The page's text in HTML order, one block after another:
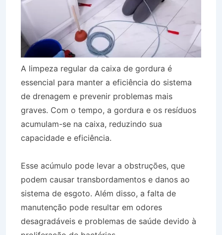
A limpeza regular da caixa de gordura é
essencial para manter a eficiência do sistema
de drenagem e prevenir problemas mais
graves. Com o tempo, a gordura e os resíduos
acumulam-se na caixa, reduzindo sua
capacidade e eficiência.
Esse acúmulo pode levar a obstruções, que
podem causar transbordamentos e danos ao
sistema de esgoto. Além disso, a falta de
manutenção pode resultar em odores
desagradáveis e problemas de saúde devido à